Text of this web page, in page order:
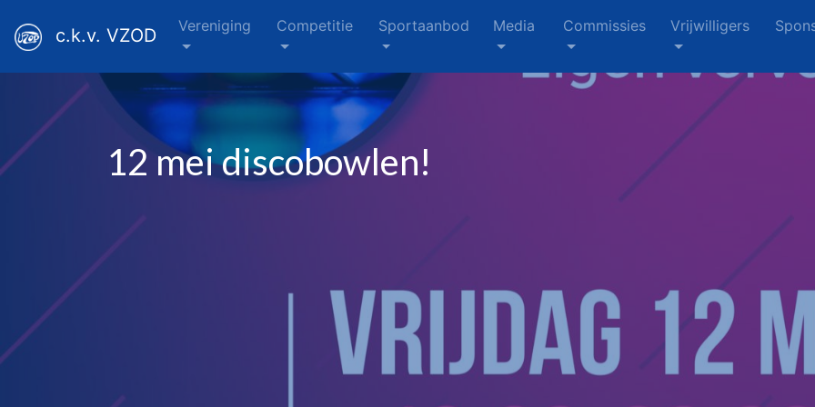
c.k.v. VZOD Vereniging Competitie Sportaanbod Media Commissies Vrijwilligers
12 mei discobowlen!